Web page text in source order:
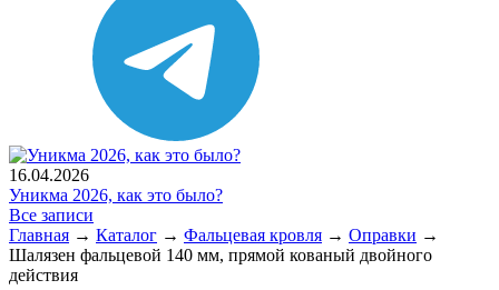
16.04.2026
Уникма 2026, как это было?
Все записи
Главная → Каталог → Фальцевая кровля → Оправки →
Шалязен фальцевой 140 мм, прямой кованый двойного
действия